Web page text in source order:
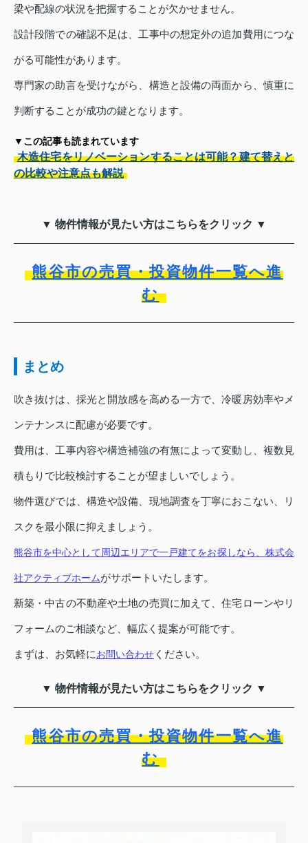
梁や配線の状況を把握することが欠かせません。
設計段階での確認不足は、工事中の想定外の追加費用につな
がる可能性があります。
専門家の助言を受けながら、構造と設備の両面から、慎重に
判断することが成功の鍵となります。
▼この記事も読まれています
木造住宅をリノベーションすることは可能？建て替えと
の比較や注意点も解説
▼ 物件情報が見たい方はこちらをクリック ▼
熊谷市の売買・投資物件一覧へ進
む
まとめ
吹き抜けは、採光と開放感を高める一方で、冷暖房効率やメ
ンテナンスに配慮が必要です。
費用は、工事内容や構造補強の有無によって変動し、複数見
積もりで比較検討することが望ましいでしょう。
物件選びでは、構造や設備、現地調査を丁寧におこない、リ
スクを最小限に抑えましょう。
熊谷市を中心として周辺エリアで一戸建てをお探しなら、株式会
社アクティブホームがサポートいたします。
新築・中古の不動産や土地の売買に加えて、住宅ローンやリ
フォームのご相談など、幅広く提案が可能です。
まずは、お気軽にお問い合わせ ください。
▼ 物件情報が見たい方はこちらをクリック ▼
熊谷市の売買・投資物件一覧へ進
む